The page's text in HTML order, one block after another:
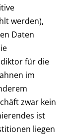
werden),
Daten
für die
im
zwar kein
ist
liegen